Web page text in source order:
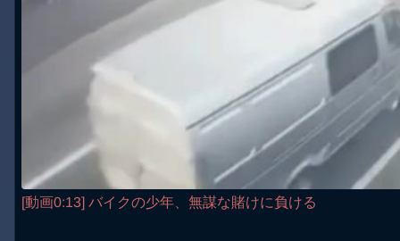
[動画0:13] バイクの少年、無謀な賭けに負ける